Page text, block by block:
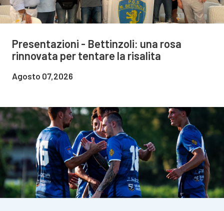
Presentazioni - Bettinzoli: una rosa
rinnovata per tentare la risalita
Agosto 07,2026